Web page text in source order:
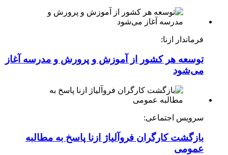
فرماندار ازنا:
توسعه هر کشور از آموزش و پرورش و مدرسه آغاز
می‌شود
سرویس اجتماعی:
بازگشت کارگران فروآلیاژ ازنا پاسخ به مطالبه
عمومی